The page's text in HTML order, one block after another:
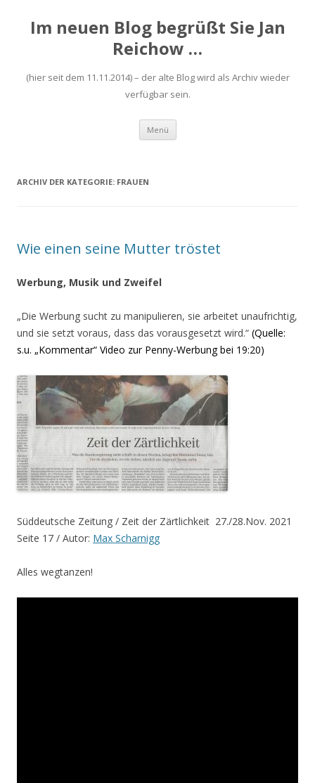
Im neuen Blog begrüßt Sie Jan
Reichow …
(hier seit dem 11.11.2014) – der alte Blog wird als Archiv wieder
verfügbar sein.
Menü Zum
springen
ARCHIV DER KATEGORIE: FRAUEN
Wie einen seine Mutter tröstet
Werbung, Musik und Zweifel
„Die Werbung sucht zu manipulieren, sie arbeitet unaufrichtig,
und sie setzt voraus, dass das vorausgesetzt wird.“ (Quelle:
s.u. „Kommentar“ Video zur Penny-Werbung bei 19:20)
Süddeutsche Zeitung / Zeit der Zärtlichkeit 27./28.Nov. 2021
Seite 17 / Autor: Max Scharnigg
Alles wegtanzen!